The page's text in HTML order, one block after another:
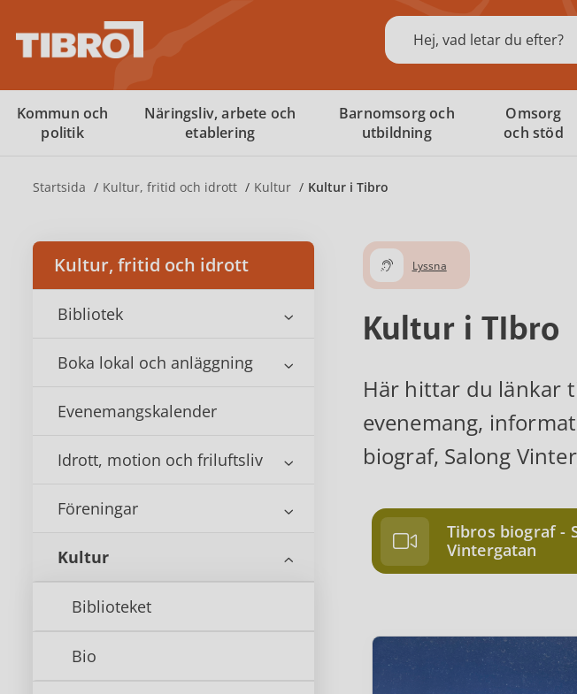
Sök
Kommun och
politik
Näringsliv, arbete och
etablering
Barnomsorg och
utbildning
Omsorg
och stöd
Startsida Kultur, fritid och idrott Kultur Kultur i Tibro
Kultur, fritid och idrott
Bibliotek
Boka lokal och anläggning
Evenemangskalender
Idrott, motion och friluftsliv
Föreningar
Kultur
Biblioteket
Bio
Lyssna
Kultur i TIbro
Här hittar du länkar
evenemang,
biograf, Salong
Tibros biograf -
Vintergatan